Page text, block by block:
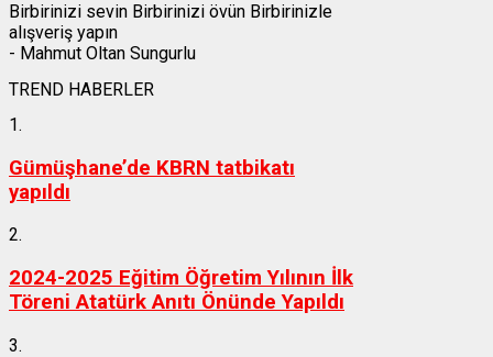
Birbirinizi sevin Birbirinizi övün Birbirinizle
alışveriş yapın
- Mahmut Oltan Sungurlu
TREND HABERLER
1.
Gümüşhane’de KBRN tatbikatı
yapıldı
2.
2024-2025 Eğitim Öğretim Yılının İlk
Töreni Atatürk Anıtı Önünde Yapıldı
3.